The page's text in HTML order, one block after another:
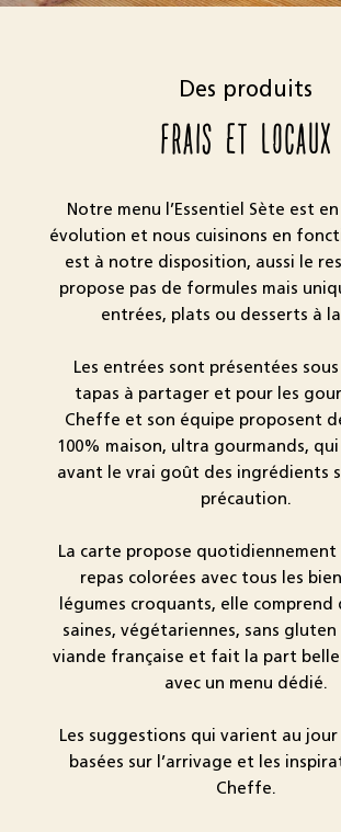
Des produits
FRAIS ET LOCAUX
Notre menu l’Essentiel Sète est
évolution et nous cuisinons en
est à notre disposition, aussi le
propose pas de formules mais
entrées, plats ou desserts à
Les entrées sont présentées
tapas à partager et pour les
Cheffe et son équipe proposent
100% maison, ultra gourmands,
avant le vrai goût des ingrédients
précaution.
La carte propose quotidiennement
repas colorées avec tous les
légumes croquants, elle comprend
saines, végétariennes, sans gluten
viande française et fait la part
avec un menu dédié.
Les suggestions qui varient au
basées sur l’arrivage et les
Cheffe.